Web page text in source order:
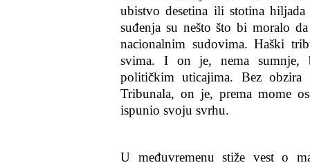
ubistvo desetina ili stotina
suđenja su nešto što bi moralo
nacionalnim sudovima. Haški
svima. I on je, nema sumnje,
političkim uticajima. Bez obzira
Tribunala, on je, prema mome
ispunio svoju svrhu.
U međuvremenu stiže vest o